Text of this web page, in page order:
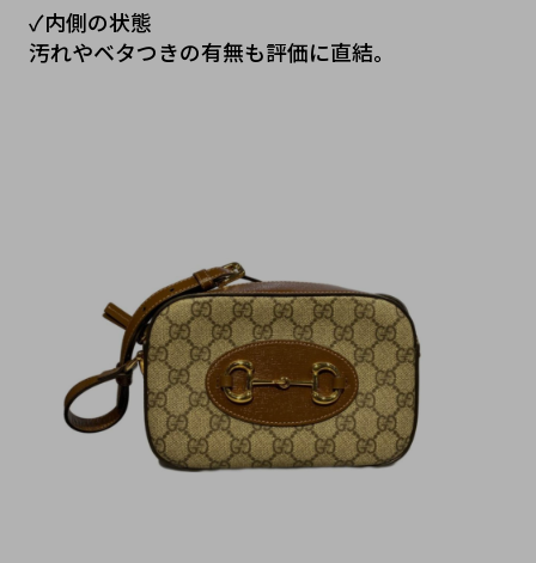
✓内側の状態
汚れやベタつきの有無も評価に直結。